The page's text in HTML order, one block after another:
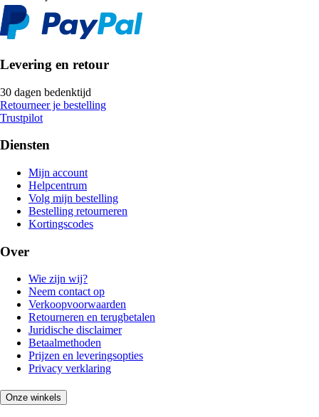
Levering en retour
30 dagen bedenktijd
Retourneer je bestelling
Trustpilot
Diensten
Mijn account
Helpcentrum
Volg mijn bestelling
Bestelling retourneren
Kortingscodes
Over
Wie zijn wij?
Neem contact op
Verkoopvoorwaarden
Retourneren en terugbetalen
Juridische disclaimer
Betaalmethoden
Prijzen en leveringsopties
Privacy verklaring
Onze winkels